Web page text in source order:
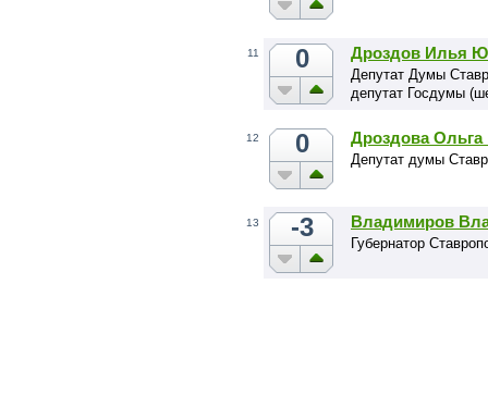
11 0 Дроздов Илья
Депутат Думы
депутат Госдумы
12 0 Дроздова Ольга
Депутат думы
13 -3 Владимиров
Губернатор